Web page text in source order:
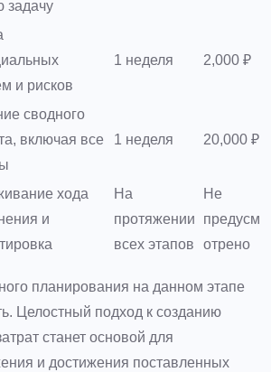
задачу
и рисков
1 неделя 2,000 ₽
сводного
включая все
1 неделя 20,000 ₽
хода
и
На
протяжении
всех этапов
Не
предусм
отрено
планирования на данном этапе
Целостный подход к созданию
станет основой для
и достижения поставленных